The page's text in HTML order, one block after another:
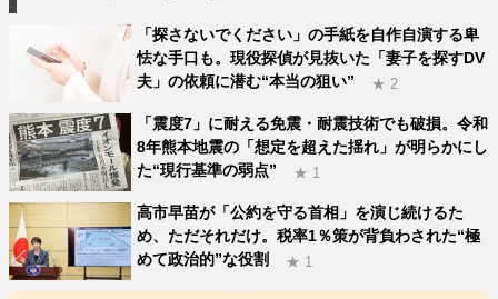
「探さないでください」の手紙を自作自演する卑
怯な手口も。現役探偵が見抜いた「妻子を探すDV
夫」の依頼に潜む“本当の狙い”
★ 2
「震度7」に耐える免震・耐震技術でも破損。令和
8年熊本地震の「想定を超えた揺れ」が明らかにし
た“現行基準の弱点”
★ 1
高市早苗が「公約を守る首相」を演じ続けるた
め、ただそれだけ。税率1％策が背負わされた“極
めて政治的”な役割
★ 1